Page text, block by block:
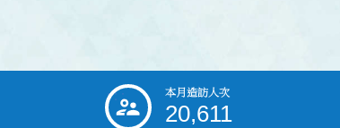
::: 本月造訪人次
20,611